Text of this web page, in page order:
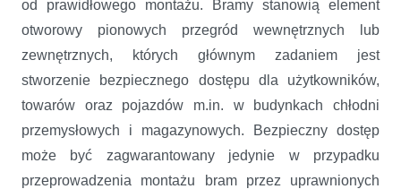
od prawidłowego montażu. Bramy stanowią element
otworowy pionowych przegród wewnętrznych lub
zewnętrznych, których głównym zadaniem jest
stworzenie bezpiecznego dostępu dla użytkowników,
towarów oraz pojazdów m.in. w budynkach chłodni
przemysłowych i magazynowych. Bezpieczny dostęp
może być zagwarantowany jedynie w przypadku
przeprowadzenia montażu bram przez uprawnionych